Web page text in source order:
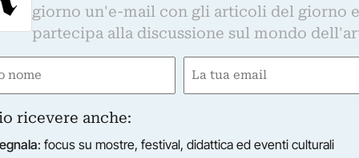
giorno un'e-mail con gli articoli del giorno e
partecipa alla discussione sul mondo
Email
ricevere anche:
: focus su mostre, festival, didattica ed eventi culturali